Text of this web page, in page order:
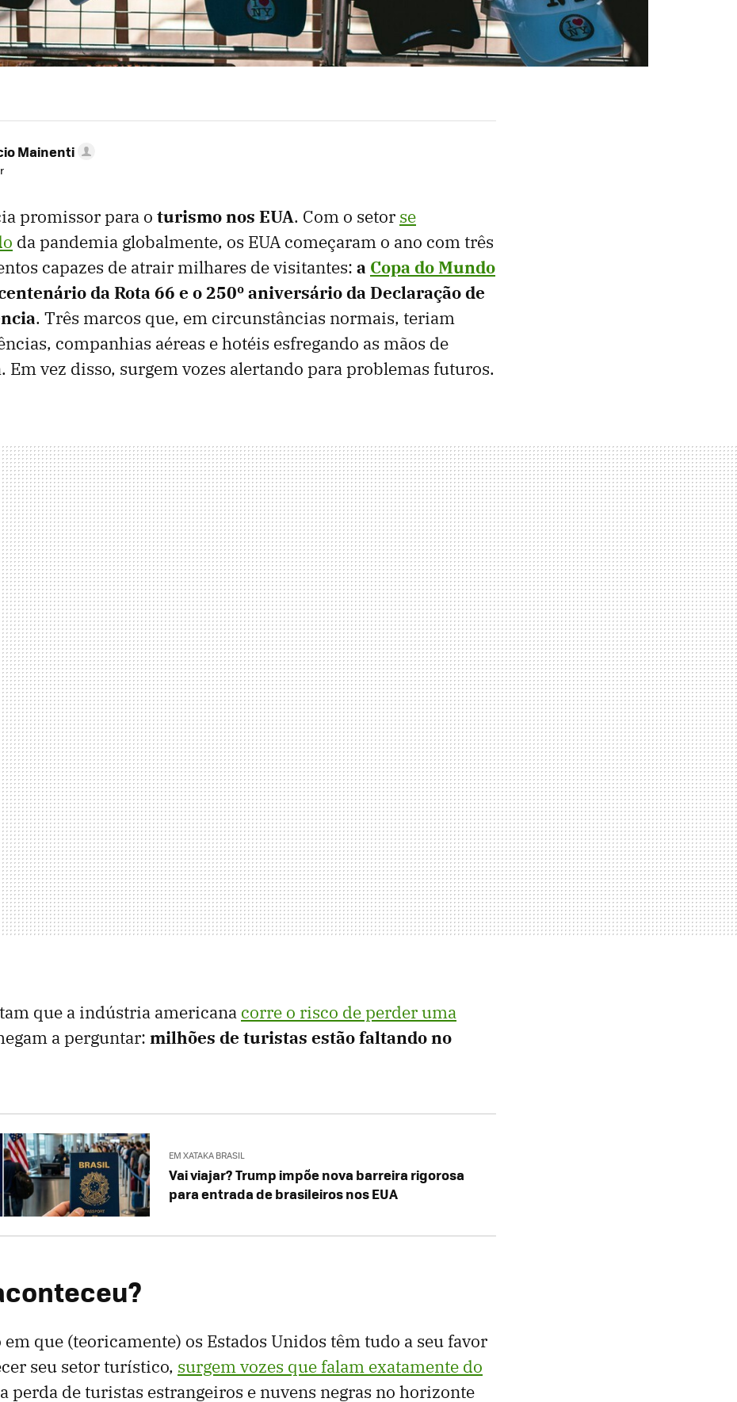
Mainenti
promissor para o turismo nos EUA. Com o setor se
da pandemia globalmente, os EUA começaram o ano com três
capazes de atrair milhares de visitantes: a Copa do Mundo
da Rota 66 e o ​​250º aniversário da Declaração de
. Três marcos que, em circunstâncias normais, teriam
companhias aéreas e hotéis esfregando as mãos de
Em vez disso, surgem vozes alertando para problemas futuros.
que a indústria americana corre o risco de perder uma
a perguntar: milhões de turistas estão faltando no
EM XATAKA BRASIL
Vai viajar? Trump impõe nova barreira rigorosa
para entrada de brasileiros nos EUA
em que (teoricamente) os Estados Unidos têm tudo a seu favor
seu setor turístico, surgem vozes que falam exatamente do
perda de turistas estrangeiros e nuvens negras no horizonte